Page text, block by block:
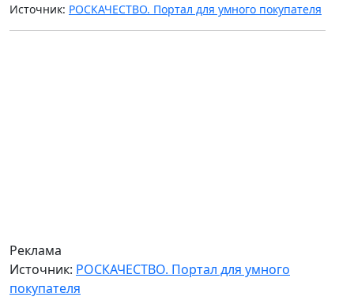
Источник: РОСКАЧЕСТВО. Портал для умного покупателя
Реклама
Источник: РОСКАЧЕСТВО. Портал для умного
покупателя